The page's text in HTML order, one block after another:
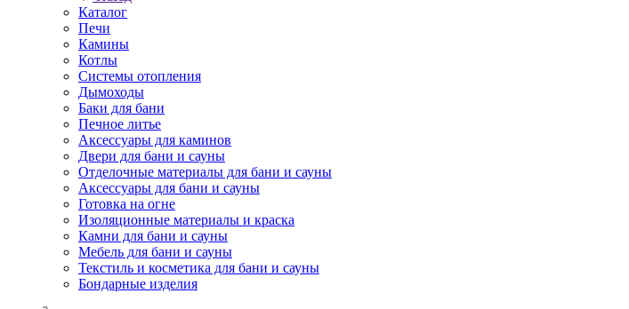
Каталог
Печи
Камины
Котлы
Системы отопления
Дымоходы
Баки для бани
Печное литье
Аксессуары для каминов
Двери для бани и сауны
Отделочные материалы для бани и сауны
Аксессуары для бани и сауны
Готовка на огне
Изоляционные материалы и краска
Камни для бани и сауны
Мебель для бани и сауны
Текстиль и косметика для бани и сауны
Бондарные изделия